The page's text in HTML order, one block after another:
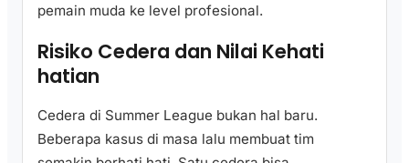
pemain muda ke level profesional.
Risiko Cedera dan Nilai Kehati
hatian
Cedera di Summer League bukan hal baru.
Beberapa kasus di masa lalu membuat tim